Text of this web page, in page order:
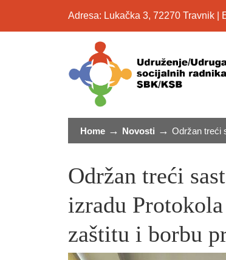
Adresa: Lukačka 3, 72270 Travnik |
Home → Novosti → Održan treći
Održan treći
izradu
zaštitu i borbu